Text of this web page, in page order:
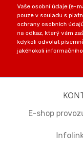
Vaše osobní údaje (e-
pouze v souladu s
ochrany osobních
na odkaz, který vám
kdykoli odvolat
jakéhokoli
E-shop